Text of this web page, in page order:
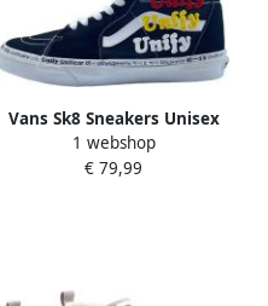
Vans Sk8 Sneakers Unisex
(Unify Black Multi)
1 webshop
€ 79,99